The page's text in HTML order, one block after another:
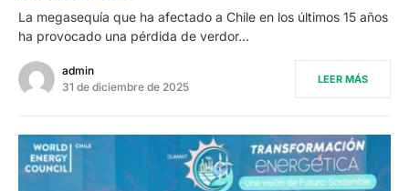
La megasequía que ha afectado a Chile en los últimos 15 años
ha provocado una pérdida de verdor…
admin
31 de diciembre de 2025
LEER MÁS